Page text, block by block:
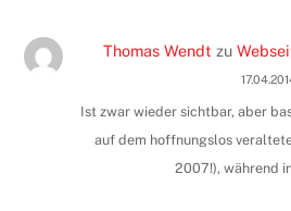
Thomas Wendt zu
Ist zwar wieder sichtbar, aber
auf dem hoffnungslos
2007!), während